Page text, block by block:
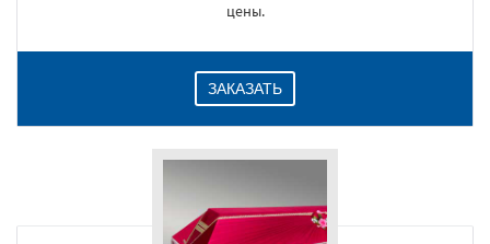
цены.
ЗАКАЗАТЬ